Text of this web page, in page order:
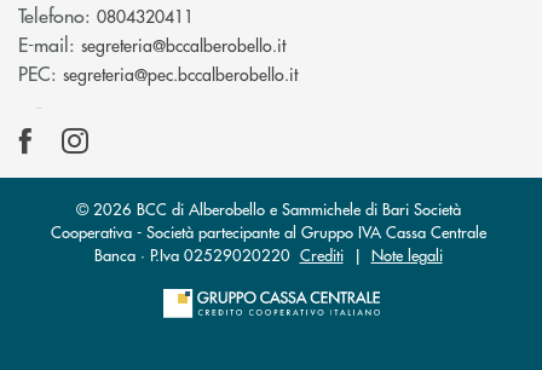
Telefono: 0804320411
E-mail: segreteria@bccalberobello.it(si apre l’app di posta
PEC: segreteria@pec.bccalberobello.it(si apre l’app di posta
© 2026 BCC di Alberobello e Sammichele di Bari Società
Cooperativa - Società partecipante al Gruppo IVA Cassa Centrale
Banca · P.Iva 02529020220 Crediti| Note legali